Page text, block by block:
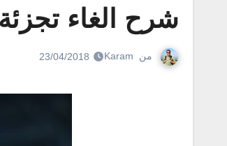
شرح الغاء
من Karam
23/04/2018